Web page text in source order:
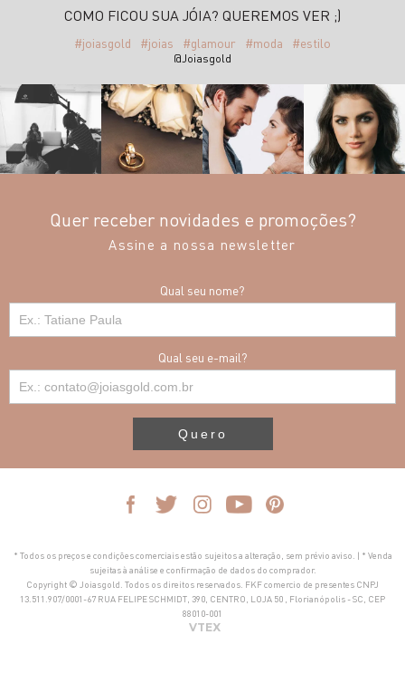
COMO FICOU SUA JÓIA? QUEREMOS VER ;)
#joiasgold #joias #glamour #moda #estilo
@Joiasgold
Quer receber novidades e promoções?
Assine a nossa newsletter
Qual seu nome?
Qual seu e-mail?
Quero
* Todos os preços e condições comerciais estão sujeitos a alteração, sem prévio aviso. | * Venda
sujeitas à análise e confirmação de dados do comprador.
Copyright © Joiasgold. Todos os direitos reservados. FKF comercio de presentes CNPJ
13.511.907/0001-67 RUA FELIPE SCHMIDT, 390, CENTRO, LOJA 50 , Florianópolis - SC, CEP
88010-001
VTEX